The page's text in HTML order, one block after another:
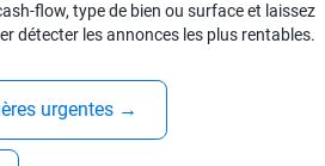
flow, type de bien ou surface et laissez
détecter les annonces les plus rentables.
urgentes →